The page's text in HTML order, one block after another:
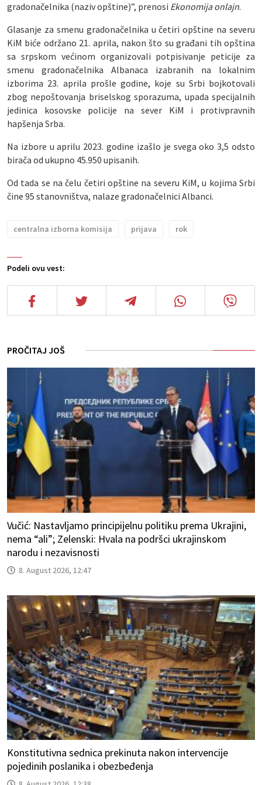
Podeli ovu vest:
gradonačelnika (naziv opštine)”, prenosi Ekonomija onlajn.
Glasanje za smenu gradonačelnika u četiri opštine na severu
KiM biće održano 21. aprila, nakon što su građani tih opština
sa srpskom većinom organizovali potpisivanje peticije za
smenu gradonačelnika Albanaca izabranih na lokalnim
izborima 23. aprila prošle godine, koje su Srbi bojkotovali
zbog nepoštovanja briselskog sporazuma, upada specijalnih
jedinica kosovske policije na sever KiM i protivpravnih
hapšenja Srba.
Na izbore u aprilu 2023. godine izašlo je svega oko 3,5 odsto
birača od ukupno 45.950 upisanih.
Od tada se na čelu četiri opštine na severu KiM, u kojima Srbi
čine 95 stanovništva, nalaze gradonačelnici Albanci.
centralna izborna komisija prijava rok
PROČITAJ JOŠ
Vučić: Nastavljamo principijelnu politiku prema Ukrajini,
nema “ali”; Zelenski: Hvala na podršci ukrajinskom
narodu i nezavisnosti
8. August 2026, 12:47
Konstitutivna sednica prekinuta nakon intervencije
pojedinih poslanika i obezbeđenja